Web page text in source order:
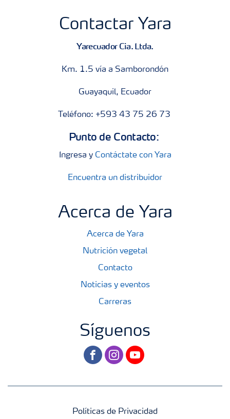
Contactar Yara
Yarecuador Cia. Ltda.
Km. 1.5 vía a Samborondón
Guayaquil, Ecuador
Teléfono: +593 43 75 26 73
Punto de Contacto:
Ingresa y Contáctate con Yara
Encuentra un distribuidor
Acerca de Yara
Acerca de Yara
Nutrición vegetal
Contacto
Noticias y eventos
Carreras
Síguenos
facebookinstagram
youtube
Políticas de Privacidad